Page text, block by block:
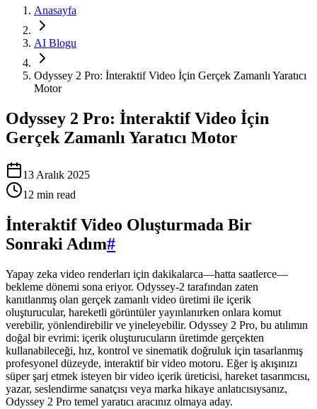
Anasayfa
AI Blogu
Odyssey 2 Pro: İnteraktif Video İçin Gerçek Zamanlı Yaratıcı
Motor
Odyssey 2 Pro: İnteraktif Video İçin
Gerçek Zamanlı Yaratıcı Motor
13 Aralık 2025
12 min read
İnteraktif Video Oluşturmada Bir
Sonraki Adım#
Yapay zeka video renderları için dakikalarca—hatta saatlerce—
bekleme dönemi sona eriyor. Odyssey-2 tarafından zaten
kanıtlanmış olan gerçek zamanlı video üretimi ile içerik
oluşturucular, hareketli görüntüler yayınlanırken onlara komut
verebilir, yönlendirebilir ve yineleyebilir. Odyssey 2 Pro, bu atılımın
doğal bir evrimi: içerik oluşturucuların üretimde gerçekten
kullanabileceği, hız, kontrol ve sinematik doğruluk için tasarlanmış
profesyonel düzeyde, interaktif bir video motoru. Eğer iş akışınızı
süper şarj etmek isteyen bir video içerik üreticisi, hareket tasarımcısı,
yazar, seslendirme sanatçısı veya marka hikaye anlatıcısıysanız,
Odyssey 2 Pro temel yaratıcı aracınız olmaya aday.